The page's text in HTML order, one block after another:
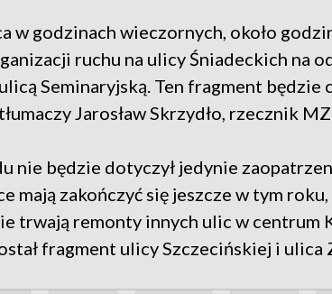
w godzinach wieczornych, około
ruchu na ulicy Śniadeckich na
Seminaryjską. Ten fragment będzie
Jarosław Skrzydło, rzecznik
nie będzie dotyczył jedynie
mają zakończyć się jeszcze w tym
trwają remonty innych ulic w centrum
fragment ulicy Szczecińskiej i ulica